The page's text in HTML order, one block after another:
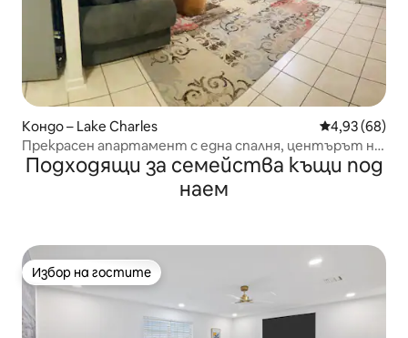
Кондо – Lake Charles Средна
4,93 (68)
Прекрасен апартамент с една спалня, центърът на
Лейк Чарлс
Подходящи за семейства къщи под
наем
Избор на гостите
Избор на гостите